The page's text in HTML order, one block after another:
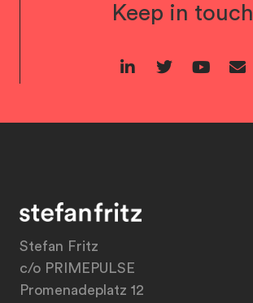
Keep in touch
Stefan Fritz
c/o PRIMEPULSE
Promenadeplatz 12